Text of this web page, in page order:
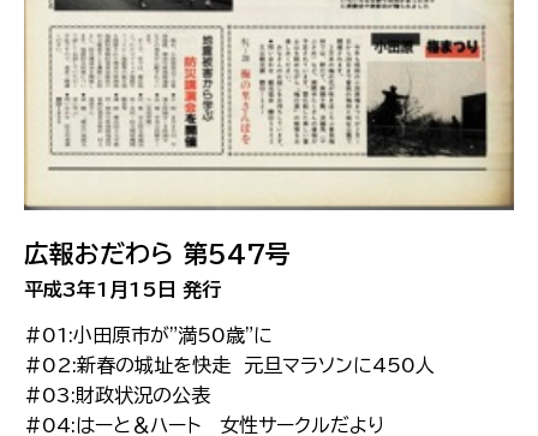
広報おだわら 第547号
平成3年1月15日 発行
#01:小田原市が"満50歳"に
#02:新春の城址を快走 元旦マラソンに450人
#03:財政状況の公表
#04:はーと＆ハート 女性サークルだより